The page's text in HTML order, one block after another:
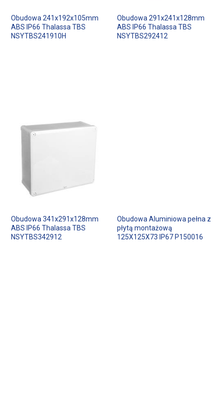
Obudowa 241x192x105mm
ABS IP66 Thalassa TBS
NSYTBS241910H
Obudowa 291x241x128mm
ABS IP66 Thalassa TBS
NSYTBS292412
Obudowa 341x291x128mm
ABS IP66 Thalassa TBS
NSYTBS342912
Obudowa Aluminiowa pełna z
płytą montażową
125X125X73 IP67 P150016